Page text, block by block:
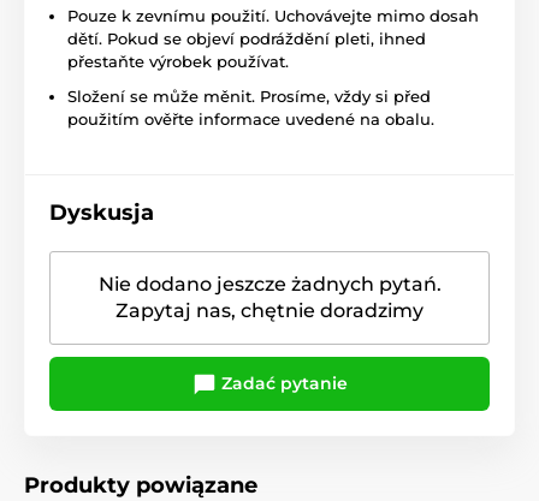
Pouze k zevnímu použití. Uchovávejte mimo dosah
dětí. Pokud se objeví podráždění pleti, ihned
přestaňte výrobek používat.
Složení se může měnit. Prosíme, vždy si před
použitím ověřte informace uvedené na obalu.
Dyskusja
Nie dodano jeszcze żadnych pytań.
Zapytaj nas, chętnie doradzimy
Zadać pytanie
Produkty powiązane